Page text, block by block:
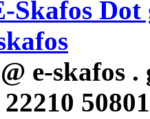
Skafos Dot
e-skafos .
50801